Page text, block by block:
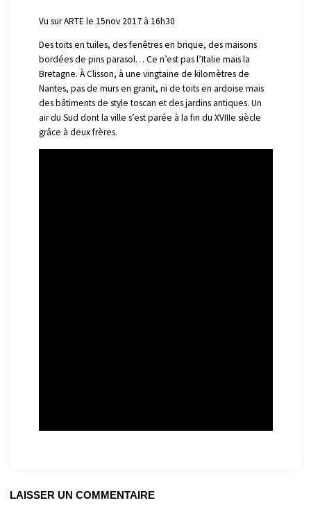
Vu sur ARTE le 15nov 2017 à 16h30
Des toits en tuiles, des fenêtres en brique, des maisons
bordées de pins parasol… Ce n’est pas l’Italie mais la
Bretagne. À Clisson, à une vingtaine de kilomètres de
Nantes, pas de murs en granit, ni de toits en ardoise mais
des bâtiments de style toscan et des jardins antiques. Un
air du Sud dont la ville s’est parée à la fin du XVIIIe siècle
grâce à deux frères.
LAISSER UN COMMENTAIRE